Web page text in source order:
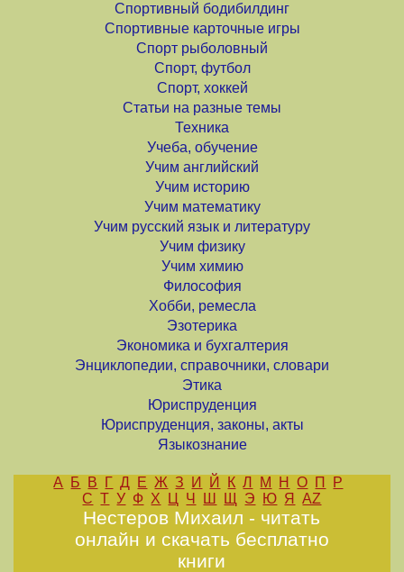
Спортивный бодибилдинг
Спортивные карточные игры
Спорт рыболовный
Спорт, футбол
Спорт, хоккей
Статьи на разные темы
Техника
Учеба, обучение
Учим английский
Учим историю
Учим математику
Учим русский язык и литературу
Учим физику
Учим химию
Философия
Хобби, ремесла
Эзотерика
Экономика и бухгалтерия
Энциклопедии, справочники, словари
Этика
Юриспруденция
Юриспруденция, законы, акты
Языкознание
А Б В Г Д Е Ж З И Й К Л М Н О П
Р
С Т У Ф Х Ц Ч Ш Щ Э Ю Я AZ
Нестеров Михаил - читать
онлайн и скачать бесплатно
книги